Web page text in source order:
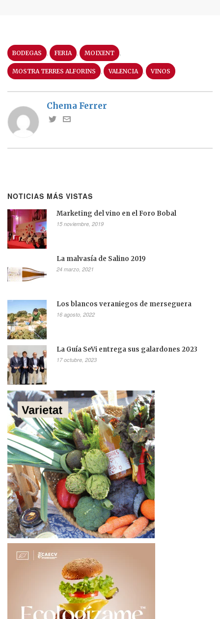
BODEGAS FERIA MOIXENT
MOSTRA TERRES ALFORINS VALENCIA VINOS
Chema Ferrer
NOTICIAS MÁS VISTAS
Marketing del vino en el Foro Bobal
15 noviembre, 2019
La malvasía de Salino 2019
24 marzo, 2021
Los blancos veraniegos de merseguera
16 agosto, 2022
La Guía SeVi entrega sus galardones 2023
17 octubre, 2023